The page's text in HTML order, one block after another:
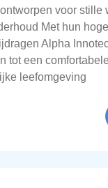
voor stille
Met hun
Alpha
tot een
leefomgeving